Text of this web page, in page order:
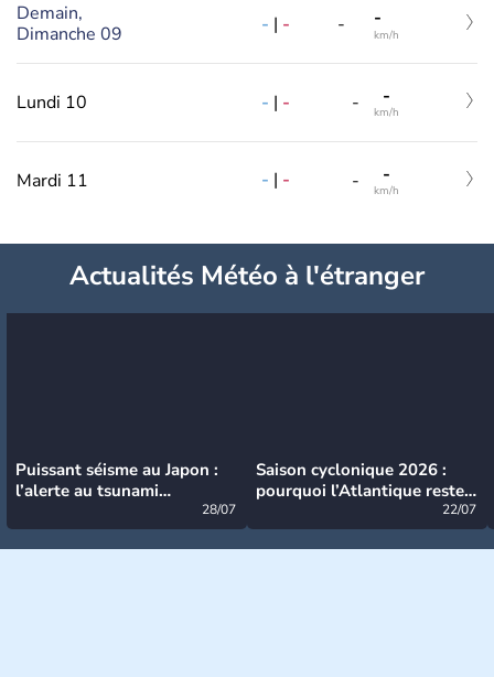
Demain,
Dimanche 09
- | - - -
km/h
Lundi 10 - | - - -
km/h
Mardi 11 - | - - -
km/h
Actualités Météo à l'étranger
Puissant séisme au Japon :
l’alerte au tsunami
28/07
Saison cyclonique 2026 :
pourquoi l’Atlantique reste
22/07